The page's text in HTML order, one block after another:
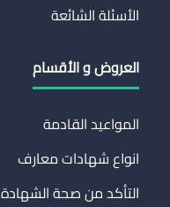
الأسئلة الشائعة
العروض و الأقسام
المواعيد القادمة
انواع شهادات معارف
التأكد من صحة الشهادة